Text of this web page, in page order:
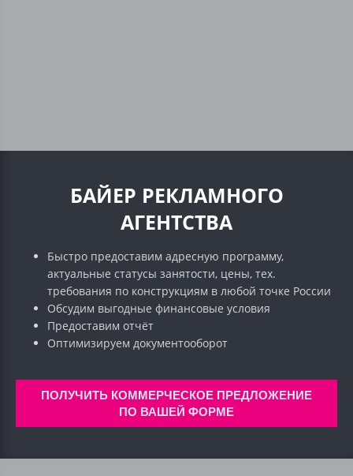
БАЙЕР РЕКЛАМНОГО
АГЕНТСТВА
Быстро предоставим адресную программу,
актуальные статусы занятости, цены, тех.
требования по конструкциям в любой точке России
Обсудим выгодные финансовые условия
Предоставим отчёт
Оптимизируем документооборот
ПОЛУЧИТЬ КОММЕРЧЕСКОЕ ПРЕДЛОЖЕНИЕ
ПО ВАШЕЙ ФОРМЕ